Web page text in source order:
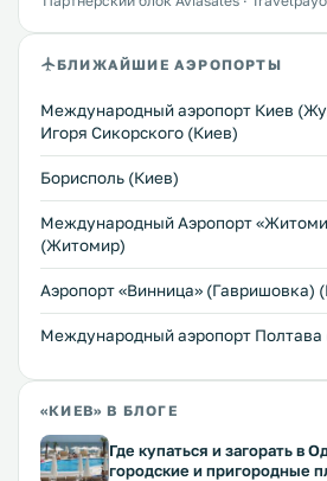
БЛИЖАЙШИЕ АЭРОПОРТЫ
Международный аэропорт Киев
Игоря Сикорского (Киев)
Борисполь (Киев)
Международный Аэропорт
(Житомир)
Аэропорт «Винница» (Гавришовка)
Международный аэропорт Полтава
«КИЕВ» В БЛОГЕ
Где купаться и загорать в
городские и пригородные